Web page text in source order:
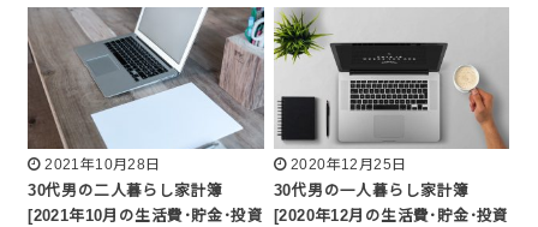
2021年10月28日
30代男の二人暮らし家計簿
[2021年10月の生活費･貯金･投資
2020年12月25日
30代男の一人暮らし家計簿
[2020年12月の生活費･貯金･投資